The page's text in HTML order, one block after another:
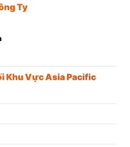
Ty
Khu Vực Asia Pacific